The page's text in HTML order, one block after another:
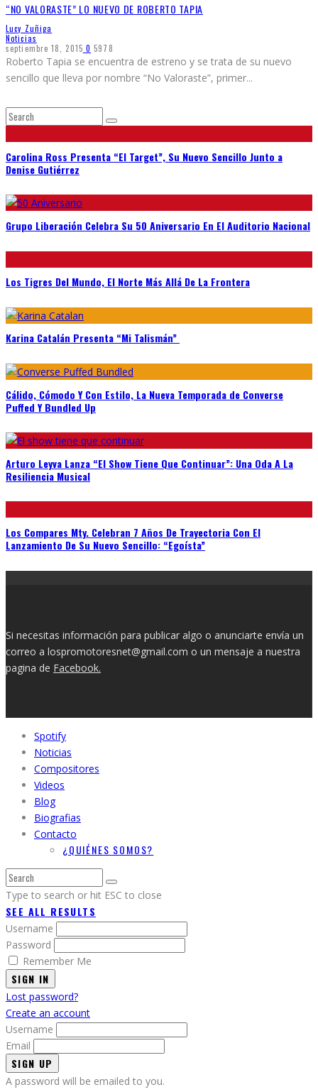
“NO VALORASTE” LO NUEVO DE ROBERTO TAPIA
Lucy Zuñiga
Noticias
septiembre 18, 2015 0 5978
Roberto Tapia se encuentra de estreno y se trata de su nuevo
sencillo que lleva por nombre “No Valoraste”, primer...
Carolina Ross Presenta “El Target”, Su Nuevo Sencillo Junto a
Denise Gutiérrez
Grupo Liberación Celebra Su 50 Aniversario En El Auditorio Nacional
Los Tigres Del Mundo, El Norte Más Allá De La Frontera
Karina Catalán Presenta “Mi Talismán”
Cálido, Cómodo Y Con Estilo, La Nueva Temporada de Converse
Puffed Y Bundled Up
Arturo Leyva Lanza “El Show Tiene Que Continuar”: Una Oda A La
Resiliencia Musical
Los Compares Mty. Celebran 7 Años De Trayectoria Con El
Lanzamiento De Su Nuevo Sencillo: “Egoísta”
Si necesitas información para publicar algo o anunciarte envía un
correo a lospromotoresnet@gmail.com o un mensaje a nuestra
pagina de Facebook.
Spotify
Noticias
Compositores
Videos
Blog
Biografias
Contacto
¿QUIÉNES SOMOS?
Type to search or hit ESC to close
SEE ALL RESULTS
Username
Password
Remember Me
SIGN IN
Lost password?
Create an account
Username
Email
A password will be emailed to you.